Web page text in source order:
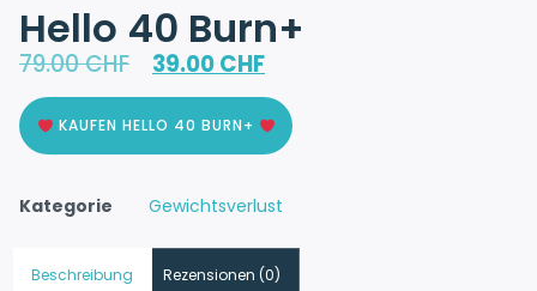
Hello 40 Burn+
79.00CHF 39.00CHF
KAUFEN HELLO 40 BURN+
Kategorie Gewichtsverlust
Beschreibung Rezensionen (0)